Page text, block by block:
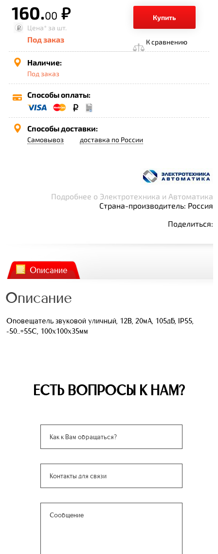
160.00 р.
Купить
Цена* за шт.
Под заказ К сравнению
Наличие:
Под заказ
Способы оплаты:
Способы доставки:
Самовывоз доставка по России
Подробнее о Электротехника и Автоматика
Страна-производитель: Россия
Поделиться:
Описание
Описание
Оповещатель звуковой уличный, 12В, 20мА, 105дБ, IP55,
-50..+55С, 100х100х35мм
ЕСТЬ ВОПРОСЫ К НАМ?